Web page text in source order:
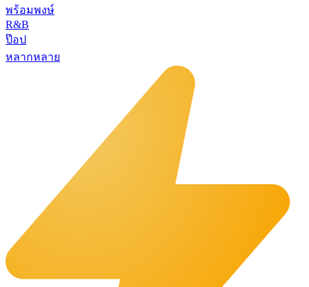
พร้อมพงษ์
R&B
ป๊อป
หลากหลาย